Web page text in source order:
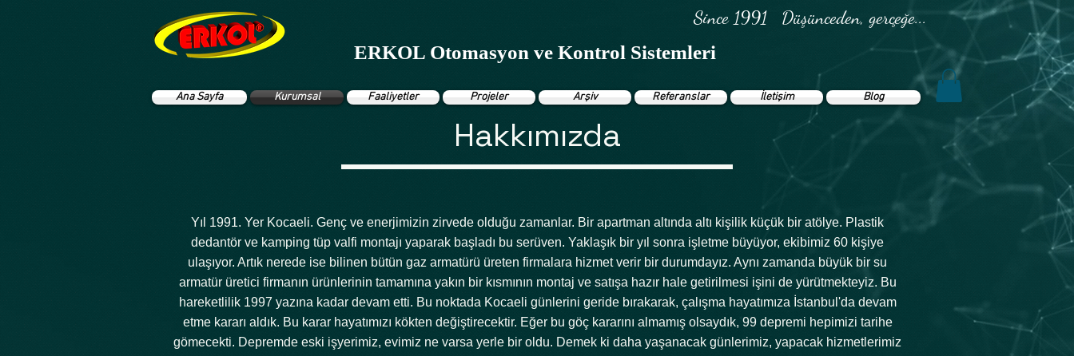
Since 1991 Düşünceden, gerçeğe...
ERKOL Otomasyon ve Kontrol Sistemleri
Ana Sayfa Kurumsal Faaliyetler Projeler Arşiv Referanslar İletişim Blog
Hakkımızda
Yıl 1991. Yer Kocaeli. Genç ve enerjimizin zirvede olduğu zamanlar. Bir apartman altında altı kişilik küçük bir atölye. Plastik
dedantör ve kamping tüp valfi montajı yaparak başladı bu serüven. Yaklaşık bir yıl sonra işletme büyüyor, ekibimiz 60 kişiye
ulaşıyor. Artık nerede ise bilinen bütün gaz armatürü üreten firmalara hizmet verir bir durumdayız. Aynı zamanda büyük bir su
armatür üretici firmanın ürünlerinin tamamına yakın bir kısmının montaj ve satışa hazır hale getirilmesi işini de yürütmekteyiz. Bu
hareketlilik 1997 yazına kadar devam etti. Bu noktada Kocaeli günlerini geride bırakarak, çalışma hayatımıza İstanbul'da devam
etme kararı aldık. Bu karar hayatımızı kökten değiştirecektir. Eğer bu göç kararını almamış olsaydık, 99 depremi hepimizi tarihe
gömecekti. Depremde eski işyerimiz, evimiz ne varsa yerle bir oldu. Demek ki daha yaşanacak günlerimiz, yapacak hizmetlerimiz